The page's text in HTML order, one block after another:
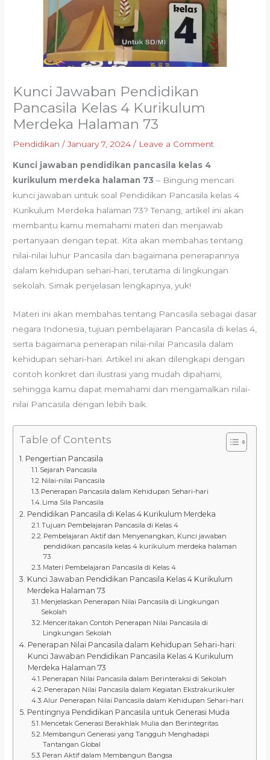
Kunci Jawaban Pendidikan
Pancasila Kelas 4 Kurikulum
Merdeka Halaman 73
Pendidikan /January 7, 2024/ Leave a Comment
Kunci jawaban pendidikan pancasila kelas 4
kurikulum merdeka halaman 73 – Bingung mencari
kunci jawaban untuk soal Pendidikan Pancasila kelas 4
Kurikulum Merdeka halaman 73? Tenang, artikel ini akan
membantu kamu memahami materi dan menjawab
pertanyaan dengan tepat. Kita akan membahas tentang
nilai-nilai luhur Pancasila dan bagaimana penerapannya
dalam kehidupan sehari-hari, terutama di lingkungan
sekolah. Simak penjelasan lengkapnya, yuk!
Materi ini akan membahas tentang Pancasila sebagai dasar
negara Indonesia, tujuan pembelajaran Pancasila di kelas 4,
serta bagaimana penerapan nilai-nilai Pancasila dalam
kehidupan sehari-hari. Artikel ini akan dilengkapi dengan
contoh konkret dan ilustrasi yang mudah dipahami,
sehingga kamu dapat memahami dan mengamalkan nilai-
nilai Pancasila dengan lebih baik.
Table of Contents
Pengertian Pancasila
Sejarah Pancasila
Nilai-nilai Pancasila
Penerapan Pancasila dalam Kehidupan Sehari-hari
Lima Sila Pancasila
Pendidikan Pancasila di Kelas 4 Kurikulum Merdeka
Tujuan Pembelajaran Pancasila di Kelas 4
Pembelajaran Aktif dan Menyenangkan, Kunci jawaban
pendidikan pancasila kelas 4 kurikulum merdeka halaman
73
Materi Pembelajaran Pancasila di Kelas 4
Kunci Jawaban Pendidikan Pancasila Kelas 4 Kurikulum
Merdeka Halaman 73
Menjelaskan Penerapan Nilai Pancasila di Lingkungan
Sekolah
Menceritakan Contoh Penerapan Nilai Pancasila di
Lingkungan Sekolah
Penerapan Nilai Pancasila dalam Kehidupan Sehari-hari:
Kunci Jawaban Pendidikan Pancasila Kelas 4 Kurikulum
Merdeka Halaman 73
Penerapan Nilai Pancasila dalam Berinteraksi di Sekolah
Penerapan Nilai Pancasila dalam Kegiatan Ekstrakurikuler
Alur Penerapan Nilai Pancasila dalam Kehidupan Sehari-hari
Pentingnya Pendidikan Pancasila untuk Generasi Muda
Mencetak Generasi Berakhlak Mulia dan Berintegritas
Membangun Generasi yang Tangguh Menghadapi
Tantangan Global
Peran Aktif dalam Membangun Bangsa